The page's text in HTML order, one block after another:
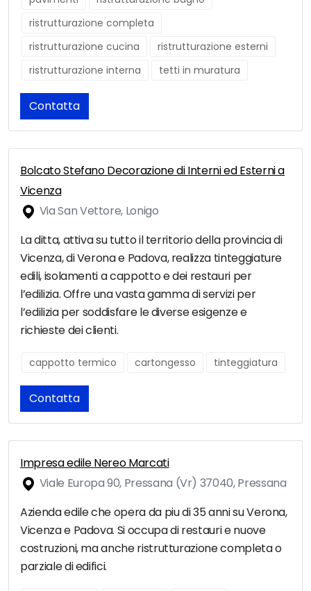
ristrutturazione completa
ristrutturazione cucina
ristrutturazione esterni
ristrutturazione interna
tetti in muratura
Contatta
Bolcato Stefano Decorazione di Interni ed Esterni a
Vicenza
Via San Vettore, Lonigo
La ditta, attiva su tutto il territorio della provincia di
Vicenza, di Verona e Padova, realizza tinteggiature
edili, isolamenti a cappotto e dei restauri per
l’edilizia. Offre una vasta gamma di servizi per
l’edilizia per soddisfare le diverse esigenze e
richieste dei clienti.
cappotto termico cartongesso tinteggiatura
Contatta
Impresa edile Nereo Marcati
Viale Europa 90, Pressana (Vr) 37040, Pressana
Azienda edile che opera da piu di 35 anni su Verona,
Vicenza e Padova. Si occupa di restauri e nuove
costruzioni, ma anche ristrutturazione completa o
parziale di edifici.